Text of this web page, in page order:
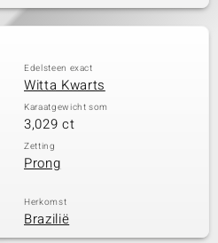
Edelsteen exact
Witta Kwarts
Karaatgewicht som
3,029 ct
Zetting
Prong
Herkomst
Brazilië